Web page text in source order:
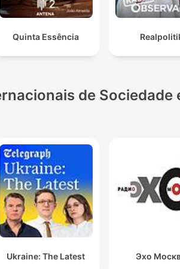
Quinta Essência
de Sociedade
Ukraine: The Latest Эхо